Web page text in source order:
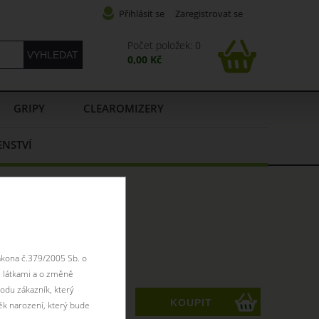
GRIPY CLEAROMIZERY
Přihlásit se Zaregistrovat se
Počet položek: 0
0,00 Kč
č.379/2005 Sb. o
a o změně
zákazník, který
narození, který bude